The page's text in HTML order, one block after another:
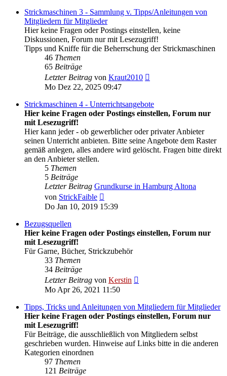
Strickmaschinen 3 - Sammlung v. Tipps/Anleitungen von
Mitgliedern für Mitglieder
Hier keine Fragen oder Postings einstellen, keine
Diskussionen, Forum nur mit Lesezugriff!
Tipps und Kniffe für die Beherrschung der Strickmaschinen
46 Themen
65 Beiträge
Letzter Beitrag von Kraut2010
Mo Dez 22, 2025 09:47
Strickmaschinen 4 - Unterrichtsangebote
Hier keine Fragen oder Postings einstellen, Forum nur
mit Lesezugriff!
Hier kann jeder - ob gewerblicher oder privater Anbieter
seinen Unterricht anbieten. Bitte seine Angebote dem Raster
gemäß anlegen, alles andere wird gelöscht. Fragen bitte direkt
an den Anbieter stellen.
5 Themen
5 Beiträge
Letzter Beitrag Grundkurse in Hamburg Altona
von StrickFaible
Beitrag
Do Jan 10, 2019 15:39
Bezugsquellen
Hier keine Fragen oder Postings einstellen, Forum nur
mit Lesezugriff!
Für Garne, Bücher, Strickzubehör
33 Themen
34 Beiträge
Letzter Beitrag von Kerstin
Mo Apr 26, 2021 11:50
Tipps, Tricks und Anleitungen von Mitgliedern für Mitglieder
Hier keine Fragen oder Postings einstellen, Forum nur
mit Lesezugriff!
Für Beiträge, die ausschließlich von Mitgliedern selbst
geschrieben wurden. Hinweise auf Links bitte in die anderen
Kategorien einordnen
97 Themen
121 Beiträge